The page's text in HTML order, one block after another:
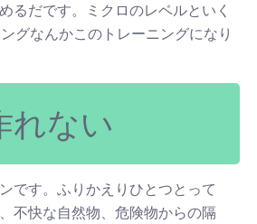
るだです。ミクロのレベルといく
グなんかこのトレーニングになり
れない
です。ふりかえりひとつとって
不快な自然物、危険物からの隔